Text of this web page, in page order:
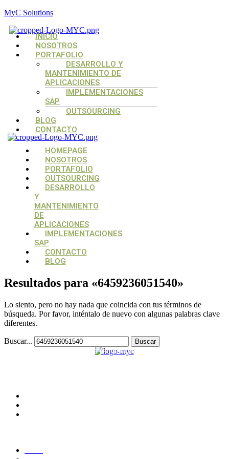
MyC Solutions
Menú
INICIO
NOSOTROS
PORTAFOLIO
DESARROLLO Y
MANTENIMIENTO DE
APLICACIONES
IMPLEMENTACIONES
SAP
OUTSOURCING
BLOG
CONTACTO
Menú
Menú
HOMEPAGE
NOSOTROS
PORTAFOLIO
OUTSOURCING
DESARROLLO
Y
MANTENIMIENTO
DE
APLICACIONES
IMPLEMENTACIONES
SAP
CONTACTO
BLOG
Resultados para «6459236051540»
Lo siento, pero no hay nada que coincida con tus términos de
búsqueda. Por favor, inténtalo de nuevo con algunas palabras clave
diferentes.
Buscar...
Su aliado estratégico, para estructurar y potencializar proyectos